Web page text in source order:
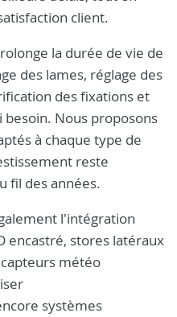
client.
la durée de vie de
des lames, réglage des
des fixations et
Nous proposons
à chaque type de
reste
fil des années.
l'intégration
encastré, stores latéraux
météo
systèmes